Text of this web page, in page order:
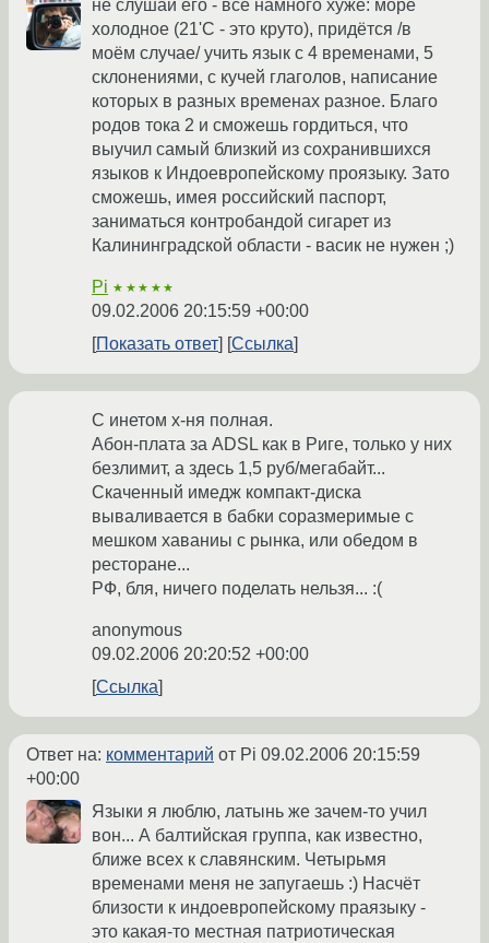
не слушай его - всё намного хуже: море
холодное (21'С - это круто), придётся /в
моём случае/ учить язык с 4 временами, 5
склонениями, с кучей глаголов, написание
которых в разных временах разное. Благо
родов тока 2 и сможешь гордиться, что
выучил самый близкий из сохранившихся
языков к Индоевропейскому проязыку. Зато
сможешь, имея российский паспорт,
заниматься контробандой сигарет из
Калининградской области - васик не нужен ;)
Pi ★★★★★
09.02.2006 20:15:59 +00:00
Показать ответ
Ссылка
С инетом х-ня полная.
Абон-плата за ADSL как в Риге, только у них
безлимит, а здесь 1,5 руб/мегабайт...
Скаченный имедж компакт-диска
вываливается в бабки соразмеримые с
мешком хаваниы с рынка, или обедом в
ресторане...
РФ, бля, ничего поделать нельзя... :(
anonymous
09.02.2006 20:20:52 +00:00
Ссылка
Ответ на: комментарий от Pi 09.02.2006 20:15:59
+00:00
Языки я люблю, латынь же зачем-то учил
вон... А балтийская группа, как известно,
ближе всех к славянским. Четырьмя
временами меня не запугаешь :) Насчёт
близости к индоевропейскому праязыку -
это какая-то местная патриотическая